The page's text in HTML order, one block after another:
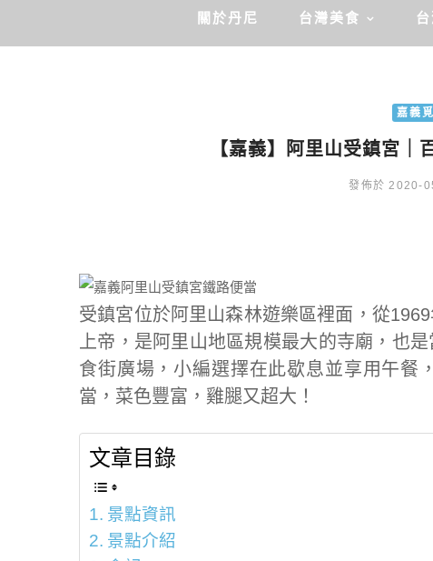
關於丹尼 台灣美食
嘉義
【嘉義】阿里山受鎮宮｜
發佈於 2020-
受鎮宮位於阿里山森林遊樂區裡面，從
上帝，是阿里山地區規模最大的寺廟，也
食街廣場，小編選擇在此歇息並享用午餐
當，菜色豐富，雞腿又超大！
文章目錄
景點資訊
景點介紹